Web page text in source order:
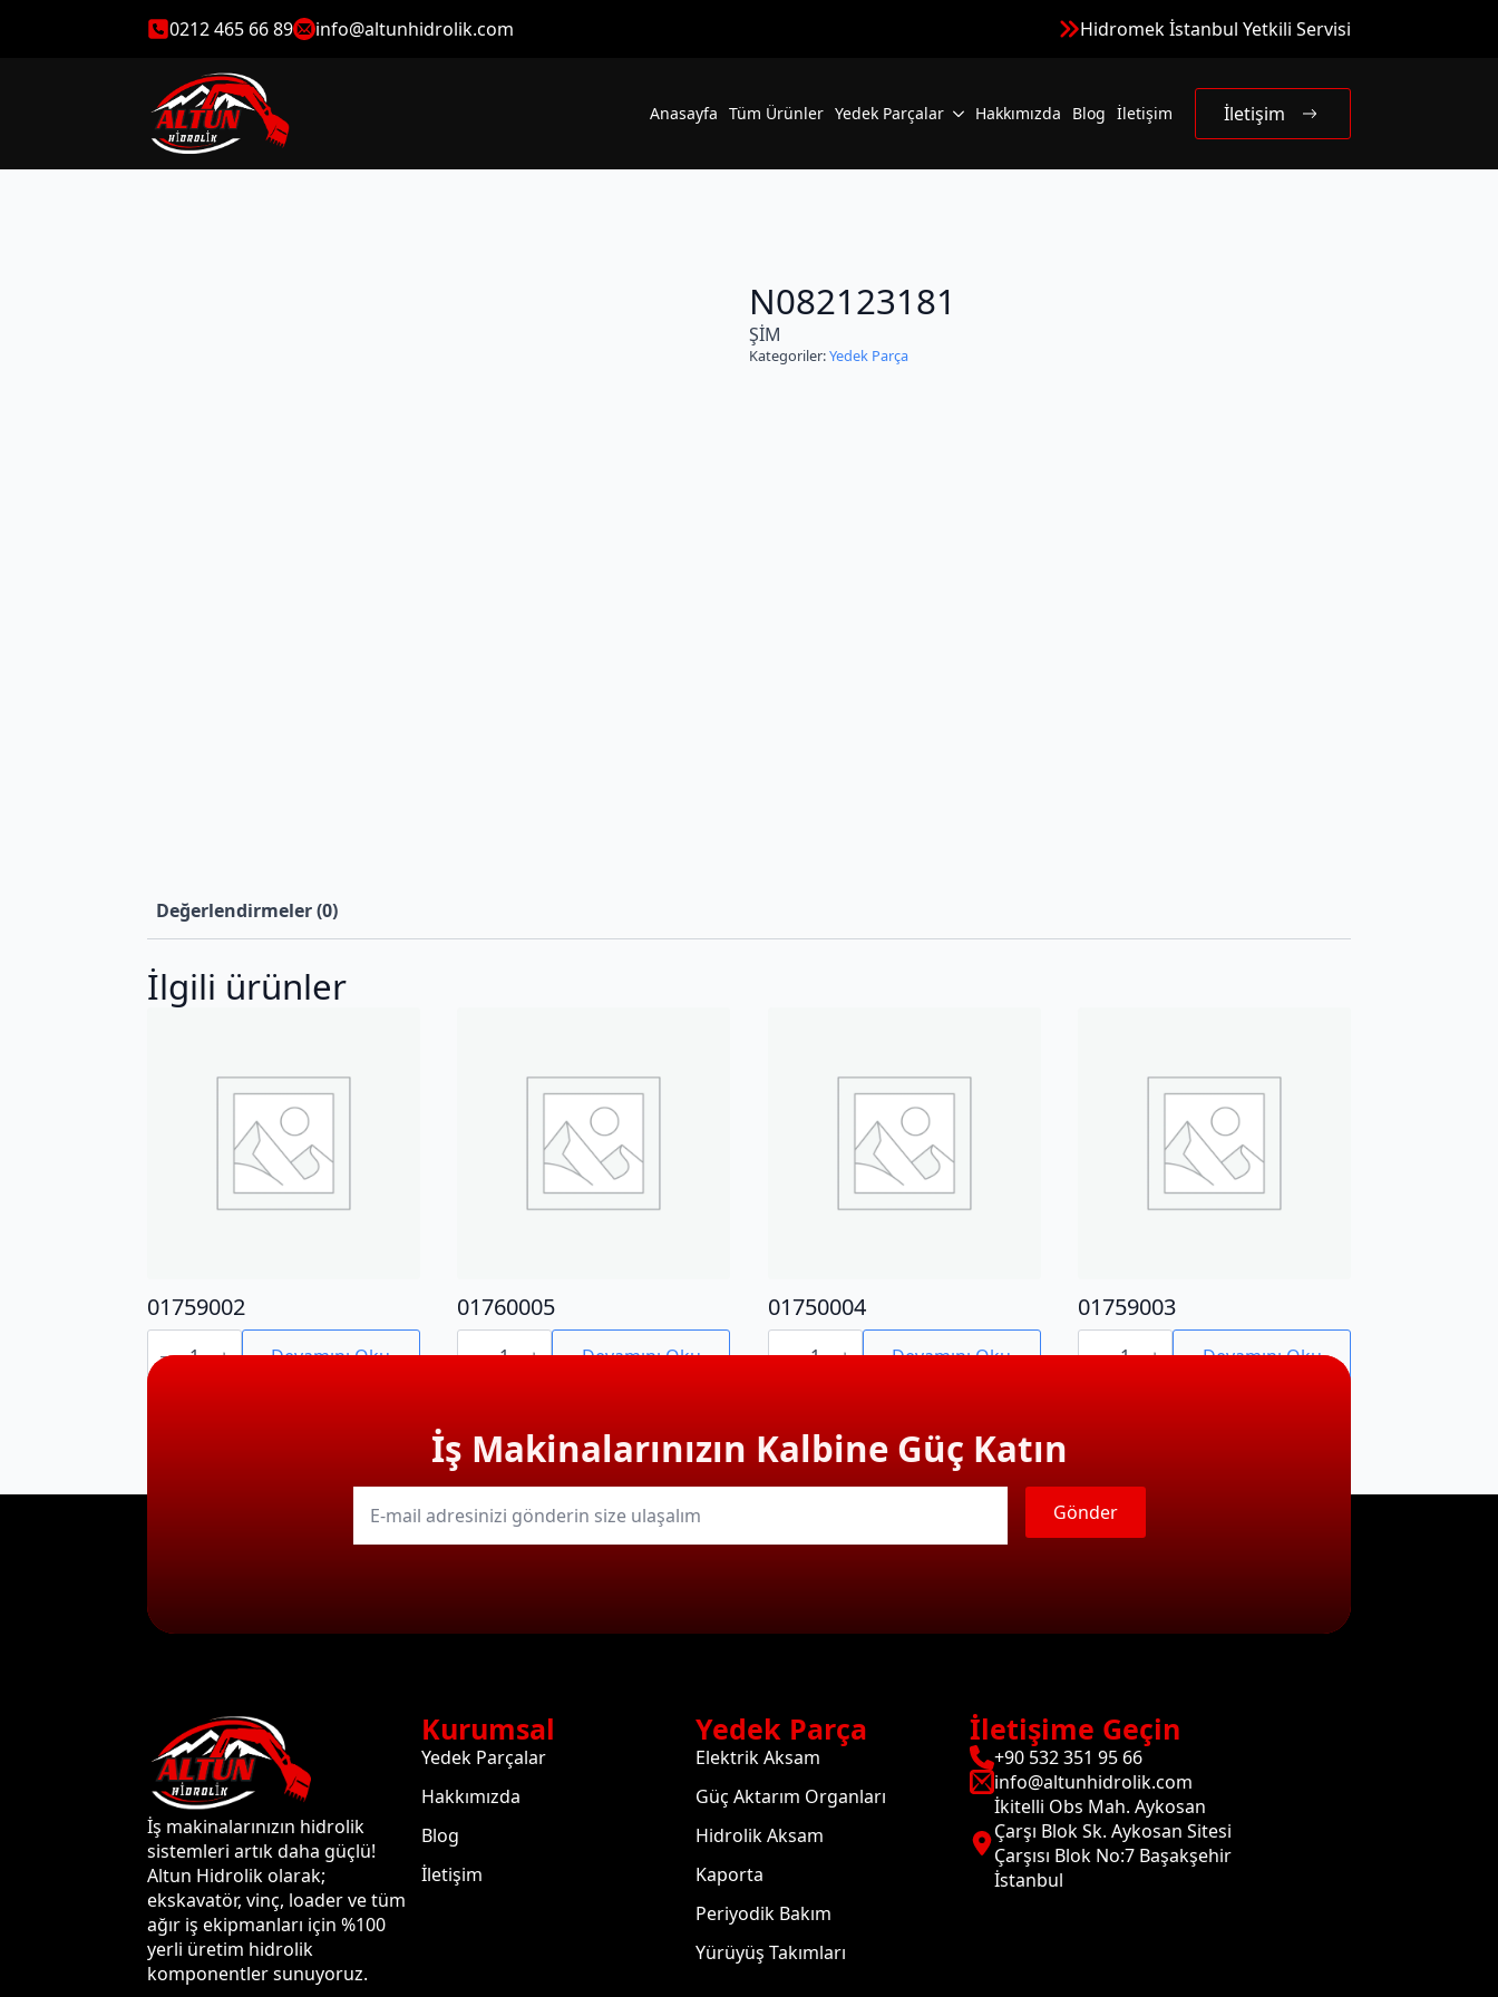
0212 465 66 89 info@altunhidrolik.com Hidromek İstanbul Yetkili Servisi
Anasayfa Tüm Ürünler Yedek Parçalar Hakkımızda Blog İletişim İletişim
N082123181
ŞİM
Kategoriler:Yedek Parça
Değerlendirmeler (0)
İlgili ürünler
01759002
01759002
adet Devamını Oku
01760005
01760005
adet Devamını Oku
01750004
01750004
adet Devamını Oku
01759003
01759003
adet Devamını Oku
İş Makinalarınızın Kalbine Güç Katın
E-
mail Gönder
İş makinalarınızın hidrolik
sistemleri artık daha güçlü!
Altun Hidrolik olarak;
ekskavatör, vinç, loader ve tüm
ağır iş ekipmanları için %100
yerli üretim hidrolik
komponentler sunuyoruz.
Kurumsal
Yedek Parçalar
Hakkımızda
Blog
İletişim
Yedek Parça
Elektrik Aksam
Güç Aktarım Organları
Hidrolik Aksam
Kaporta
Periyodik Bakım
Yürüyüş Takımları
İletişime Geçin
+90 532 351 95 66
info@altunhidrolik.com
İkitelli Obs Mah. Aykosan
Çarşı Blok Sk. Aykosan Sitesi
Çarşısı Blok No:7 Başakşehir
İstanbul